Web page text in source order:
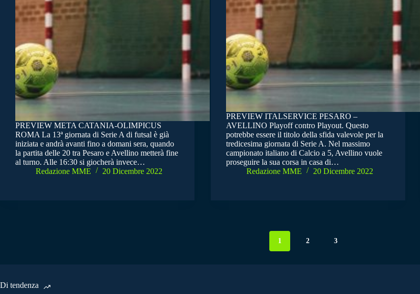
PREVIEW META CATANIA-OLIMPICUS
ROMA La 13ª giornata di Serie A di futsal è già
iniziata e andrà avanti fino a domani sera, quando
la partita delle 20 tra Pesaro e Avellino metterà fine
al turno. Alle 16:30 si giocherà invece…
Redazione MME
20 Dicembre 2022
PREVIEW ITALSERVICE PESARO –
AVELLINO Playoff contro Playout. Questo
potrebbe essere il titolo della sfida valevole per la
tredicesima giornata di Serie A. Nel massimo
campionato italiano di Calcio a 5, Avellino vuole
proseguire la sua corsa in casa di…
Redazione MME
20 Dicembre 2022
1 2 3
Di tendenza